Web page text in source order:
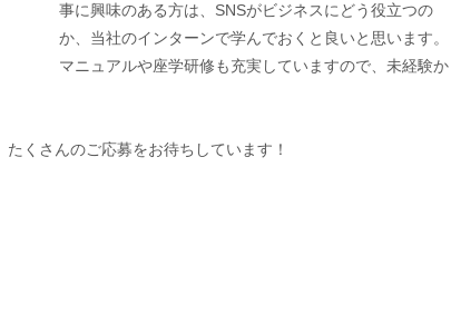
事に興味のある方は、SNSがビジネスにどう役立つの
か、当社のインターンで学んでおくと良いと思います。
マニュアルや座学研修も充実していますので、未経験か
くさんのご応募をお待ちしています！